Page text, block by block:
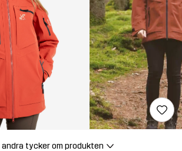
andra tycker om produkten